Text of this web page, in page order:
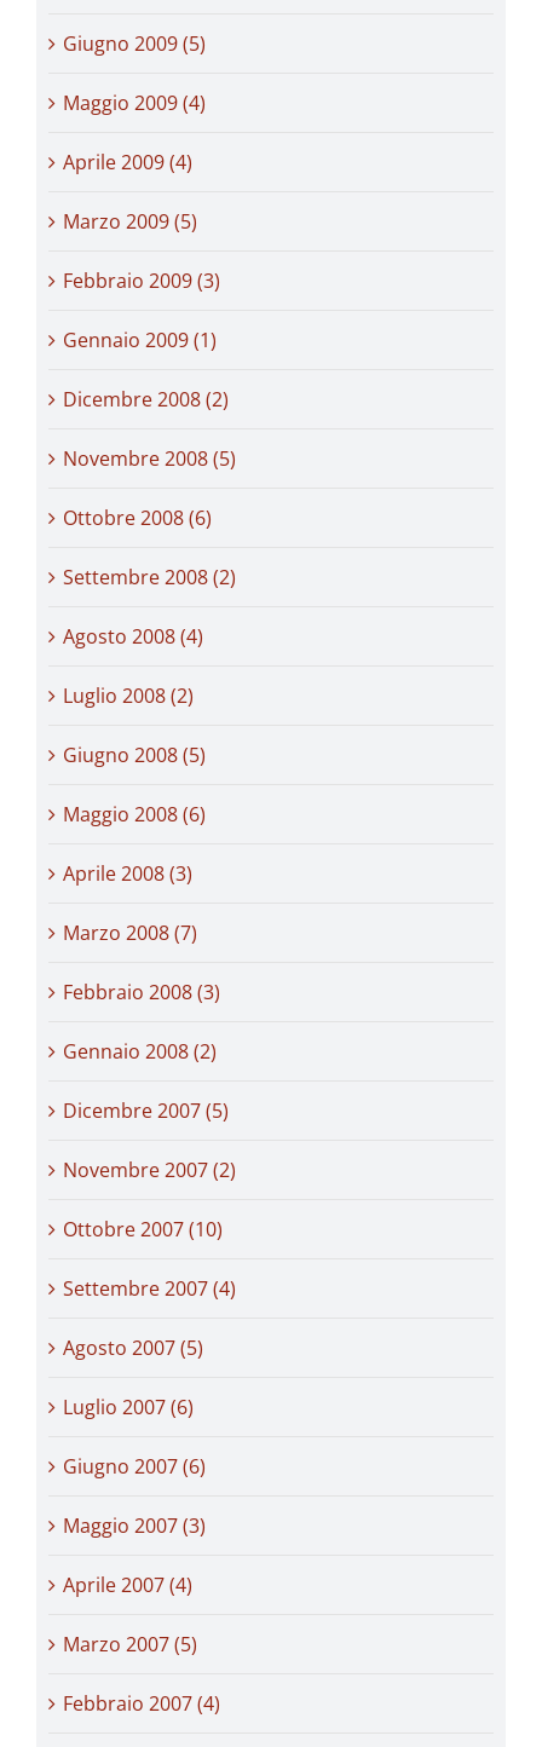
Giugno 2009 (5)
Maggio 2009 (4)
Aprile 2009 (4)
Marzo 2009 (5)
Febbraio 2009 (3)
Gennaio 2009 (1)
Dicembre 2008 (2)
Novembre 2008 (5)
Ottobre 2008 (6)
Settembre 2008 (2)
Agosto 2008 (4)
Luglio 2008 (2)
Giugno 2008 (5)
Maggio 2008 (6)
Aprile 2008 (3)
Marzo 2008 (7)
Febbraio 2008 (3)
Gennaio 2008 (2)
Dicembre 2007 (5)
Novembre 2007 (2)
Ottobre 2007 (10)
Settembre 2007 (4)
Agosto 2007 (5)
Luglio 2007 (6)
Giugno 2007 (6)
Maggio 2007 (3)
Aprile 2007 (4)
Marzo 2007 (5)
Febbraio 2007 (4)